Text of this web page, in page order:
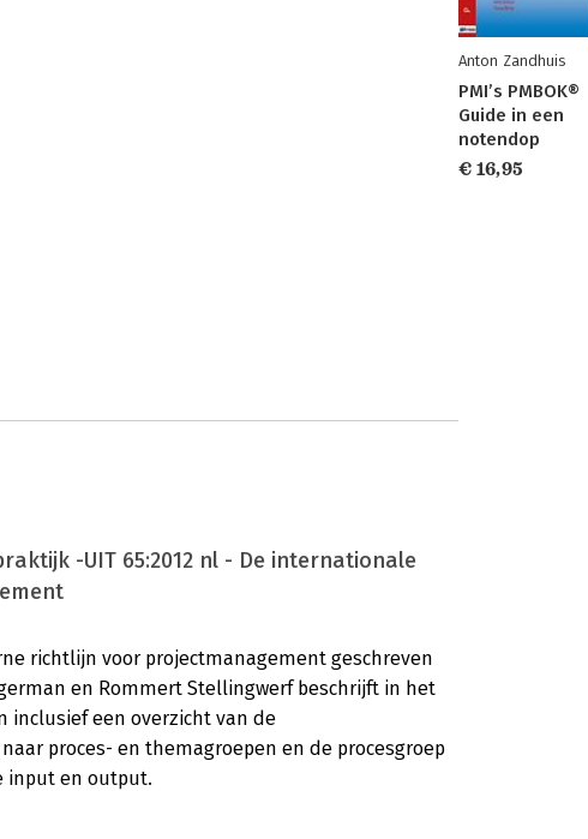
-UIT 65:2012 nl - De internationale
richtlijn voor projectmanagement geschreven
en Rommert Stellingwerf beschrijft in het
inclusief een overzicht van de
proces- en themagroepen en de procesgroep
input en output.
Anton Zandhuis
PMI’s PMBOK®
Guide in een
notendop
€ 16,95